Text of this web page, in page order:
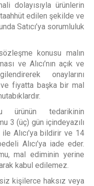
dolayısıyla ürünlerin
edilen şekilde ve
Satıcı’ya sorumluluk
konusu malın
ve Alıcı’nın açık ve
onaylarını
ve fiyatta başka bir mal
ürünün tedarikinin
3 (üç) gün içindeyazılı
ile Alıcı’ya bildirir ve 14
Alıcı’ya iade eder.
mal ediminin yerine
kabul edilemez.
kişilerce haksız veya